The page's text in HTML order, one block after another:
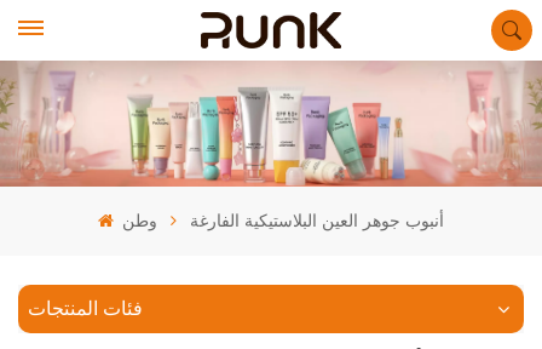
وطن أنبوب جوهر العين البلاستيكية الفارغة
فئات المنتجات